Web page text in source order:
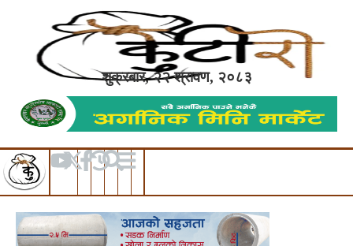
शुक्रबार, २२ श्रावण, २०८३